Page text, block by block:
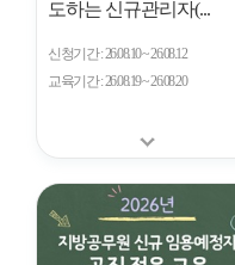
도하는 신규관리자(...
신청기간 26.08.10 ~ 26.08.12
교육기간 26.08.19 ~ 26.08.20